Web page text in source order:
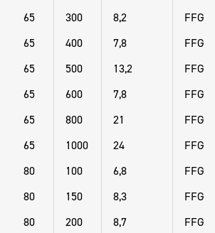
65
300 8,2
FFG
65
400 7,8
FFG
65
500 13,2
FFG
65
600 7,8
FFG
65
800 21
FFG
65
1000 24
FFG
80
100 6,8
FFG
80
150 8,3
FFG
80
200 8,7
FFG